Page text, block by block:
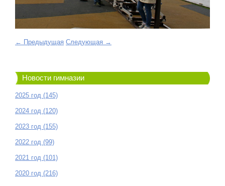
← Предыдущая Следующая →
Новости гимназии
2025 год (145)
2024 год (120)
2023 год (155)
2022 год (99)
2021 год (101)
2020 год (216)